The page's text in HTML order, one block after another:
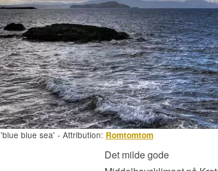
'blue blue sea' - Attribution: Romtomtom
Det milde gode